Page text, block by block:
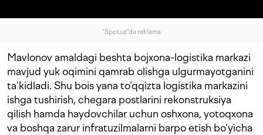
"Spot.uz"da reklama
Mavlonov amaldagi beshta bojxona-logistika markazi
mavjud yuk oqimini qamrab olishga ulgurmayotganini
ta’kidladi. Shu bois yana to‘qqizta logistika markazini
ishga tushirish, chegara postlarini rekonstruksiya
qilish hamda haydovchilar uchun oshxona, yotoqxona
va boshqa zarur infratuzilmalarni barpo etish bo‘yicha